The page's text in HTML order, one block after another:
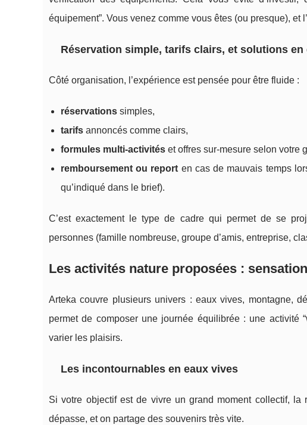
équipement”. Vous venez comme vous êtes (ou presque), et
Réservation simple, tarifs clairs, et solutions en
Côté organisation, l’expérience est pensée pour être fluide :
réservations simples,
tarifs annoncés comme clairs,
formules multi-activités et offres sur-mesure selon votre
remboursement ou report en cas de mauvais temps
qu’indiqué dans le brief).
C’est exactement le type de cadre qui permet de se
personnes (famille nombreuse, groupe d’amis, entreprise,
Les activités nature proposées :
Arteka couvre plusieurs univers : eaux vives, montagne,
permet de composer une journée équilibrée : une activité
varier les plaisirs.
Les incontournables en eaux vives
Si votre objectif est de vivre un grand moment collectif,
dépasse, et on partage des souvenirs très vite.